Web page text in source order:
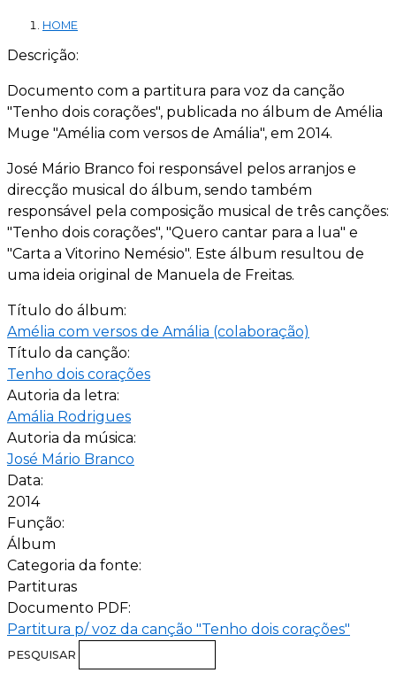
HOME
Descrição:
Documento com a partitura para voz da canção
"Tenho dois corações", publicada no álbum de Amélia
Muge "Amélia com versos de Amália", em 2014.
José Mário Branco foi responsável pelos arranjos e
direcção musical do álbum, sendo também
responsável pela composição musical de três canções:
"Tenho dois corações", "Quero cantar para a lua" e
"Carta a Vitorino Nemésio". Este álbum resultou de
uma ideia original de Manuela de Freitas.
Título do álbum:
Amélia com versos de Amália (colaboração)
Título da canção:
Tenho dois corações
Autoria da letra:
Amália Rodrigues
Autoria da música:
José Mário Branco
Data:
2014
Função:
Álbum
Categoria da fonte:
Partituras
Documento PDF:
Partitura p/ voz da canção "Tenho dois corações"
PESQUISAR